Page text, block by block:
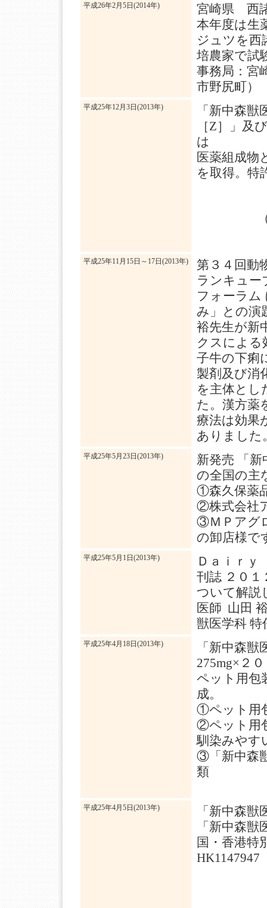
平成26年2月5日(2014年)
宮崎県 西
本年度は生
ジュツを西
培農家で試
事務局：宮
市野尻町）
平成25年12月3日(2013年)
「新中森
［Z］」及
は
医薬組成物
を取得。特
平成25年11月15日～17日(2013年)
第３４回動
ランキュー
フォーラム
み」との演
裕先生が新
クスによる
子牛の下痢
製剤及び消
を主体とし
た。漢方薬
療法は効果
ありました
平成25年5月23日(2013年)
新発売 「
の全国の主
①森久保薬
②株式会社
③ＭＰアグ
の卸店様で
平成25年5月1日(2013年)
Ｄａｉｒ
刊誌 ２０１
ついて解説
医師 山田
獣医学科
平成25年4月18日(2013年)
「新中森
275mg×２
ペット用包
成。
①ペット用
②ペット用
馴染みやす
③「新中森
類
平成25年4月5日(2013年)
「新中森
「新中森
国・香港特
HK1147947